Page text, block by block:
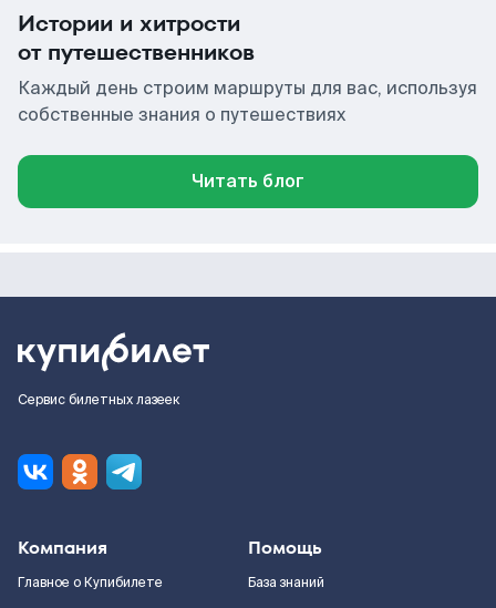
Истории и хитрости
от путешественников
Каждый день строим маршруты для вас, используя
собственные знания о путешествиях
Читать блог
Сервис билетных лазеек
Компания
Главное о Купибилете
Помощь
База знаний